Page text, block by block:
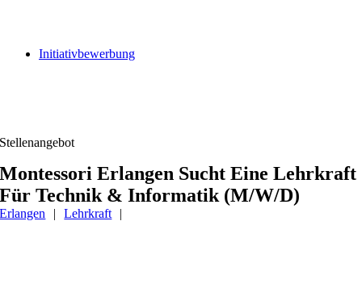
Initiativbewerbung
Stellenangebot
Montessori Erlangen Sucht Eine Lehrkraft
Für Technik & Informatik (m/w/d)
Erlangen | Lehrkraft |